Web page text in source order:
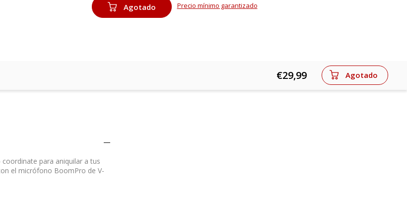
Agotado Precio mínimo garantizado
€29,99 Agotado
para aniquilar a tus
el micrófono BoomPro de V-